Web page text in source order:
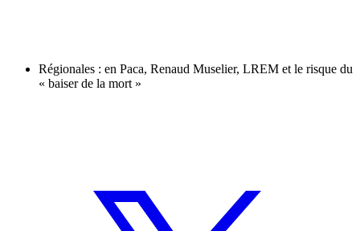
Régionales : en Paca, Renaud Muselier, LREM et le risque du
« baiser de la mort »